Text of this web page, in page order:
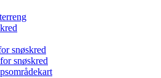
snøskred
snøskred